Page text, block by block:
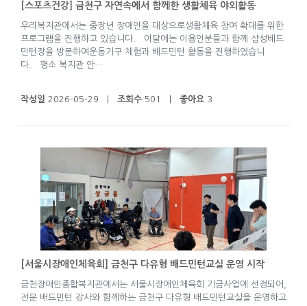
[스포츠건강] 금천구 자연속에서 함께한 생활체육 야외활동
우리복지관에서는 중장년 장애인을 대상으로생활체육 참여 확대를 위한
프로그램을 진행하고 있습니다. 이달에는 이용인분들과 함께 삼성배드
민턴장을 방문하여운동기구 체험과 배드민턴 활동을 진행하였습니
다. 평소 복지관 안…
작성일 2026-05-29 | 조회수501 | 좋아요3
[서울시장애인체육회] 금천구 다유형 배드민턴교실 운영 시작
금천장애인종합복지관에서는 서울시장애인체육회 기금사업에 선정되어,
전문 배드민턴 강사와 함께하는 금천구 다유형 배드민턴교실을 운영하고